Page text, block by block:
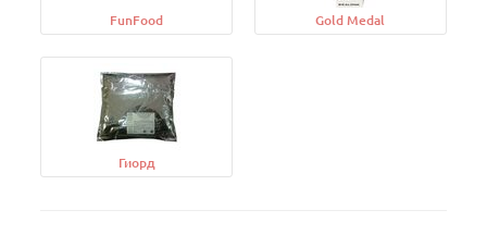
FunFood Gold Medal
Гиорд